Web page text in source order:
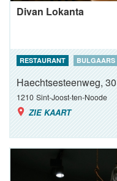
Divan Lokanta
RESTAURANT BULGAARS
Haechtsesteenweg, 30
1210 Sint-Joost-ten-Noode
ZIE KAART